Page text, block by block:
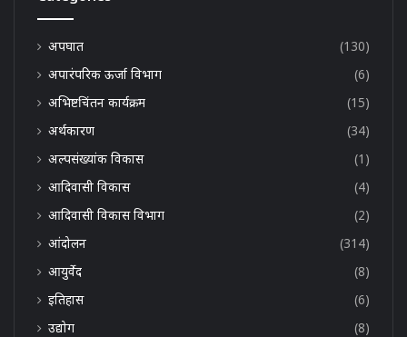
अपघात
(130)
अपारंपरिक ऊर्जा विभाग
(6)
अभिष्टचिंतन कार्यक्रम
(15)
अर्थकारण
(34)
अल्पसंख्यांक विकास
(1)
आदिवासी विकास
(4)
आदिवासी विकास विभाग
(2)
आंदोलन
(314)
आयुर्वेद
(8)
इतिहास
(6)
उद्योग
(8)